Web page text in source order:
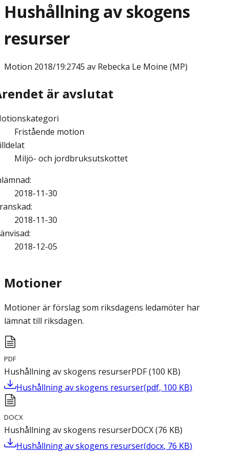
Hushållning av skogens
resurser
Motion 2018/19:2745 av Rebecka Le Moine (MP)
är avslutat
Fristående motion
Miljö- och jordbruksutskottet
:
2018-11-30
:
2018-11-30
:
2018-12-05
Motioner
Motioner är förslag som riksdagens ledamöter har
lämnat till riksdagen.
PDF
Hushållning av skogens resurserPDF(100 KB)
Hushållning av skogens resurser(pdf, 100 KB)
DOCX
Hushållning av skogens resurserDOCX(76 KB)
Hushållning av skogens resurser(docx, 76 KB)